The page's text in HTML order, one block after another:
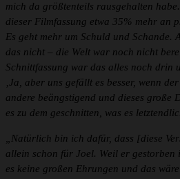
mich da größtenteils rausgehalten
dieser Filmfassung etwa 35% mehr an
Es geht mehr um Schuld und Schande.
das nicht – die Welt war noch nicht
Schnittfassung war das alles noch drin
‚Ja, aber uns gefällt es besser, wenn
andere beängstigend und dieses große
es zu dem geschnitten, was es
„Natürlich bin ich dafür, dass [diese
allein schon für Joel. Weil er gestorben
es keine großen Ehrungen und das